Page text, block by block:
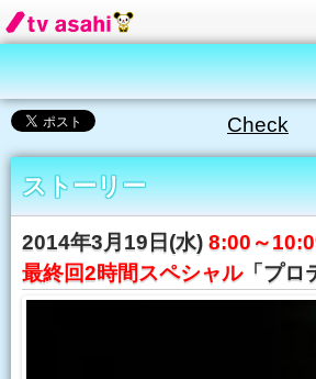
Check
ストーリー
2014年3月19日(水) 8:00～
最終回2時間スペシャル「プロ